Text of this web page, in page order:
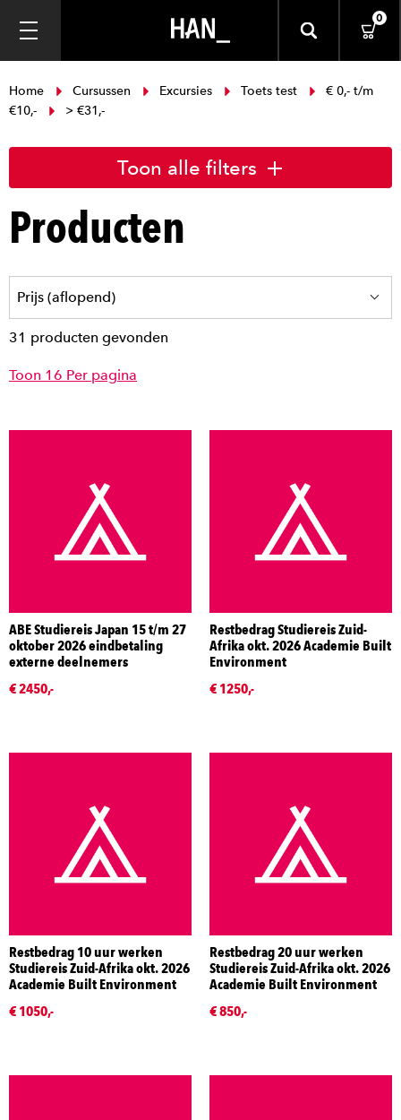
0
Home Cursussen Excursies Toets test
€ 0,- t/m
€10,-
> €31,-
Toon alle filters
Producten
31 producten gevonden
Toon 16 Per pagina
ABE Studiereis Japan 15 t/m 27
oktober 2026 eindbetaling
externe deelnemers
€ 2450,-
Restbedrag Studiereis Zuid-
Afrika okt. 2026 Academie Built
Environment
€ 1250,-
Restbedrag 10 uur werken
Studiereis Zuid-Afrika okt. 2026
Academie Built Environment
€ 1050,-
Restbedrag 20 uur werken
Studiereis Zuid-Afrika okt. 2026
Academie Built Environment
€ 850,-